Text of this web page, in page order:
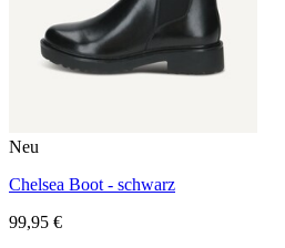
Neu
Chelsea Boot - schwarz
99,95 €